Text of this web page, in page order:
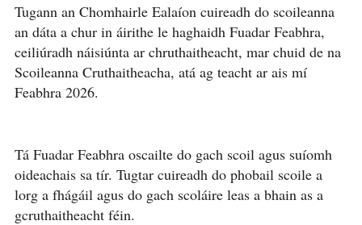
Tugann an Chomhairle Ealaíon cuireadh do scoileanna
an dáta a chur in áirithe le haghaidh Fuadar Feabhra,
ceiliúradh náisiúnta ar chruthaitheacht, mar chuid de na
Scoileanna Cruthaitheacha, atá ag teacht ar ais mí
Feabhra 2026.
Tá Fuadar Feabhra oscailte do gach scoil agus suíomh
oideachais sa tír. Tugtar cuireadh do phobail scoile a
lorg a fhágáil agus do gach scoláire leas a bhain as a
gcruthaitheacht féin.